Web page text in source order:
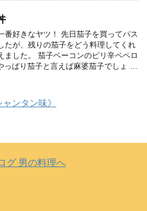
番好きなヤツ！ 先日茄子を買ってパス
たが、残りの茄子をどう料理してくれ
ました。 茄子ベーコンのピリ辛ペペロ
ぱり茄子と言えば麻婆茄子でしょ …
ンタン味》